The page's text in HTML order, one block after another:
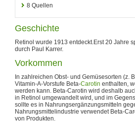
8 Quellen
Geschichte
Retinol wurde 1913 entdeckt.Erst 20 Jahre
durch Paul Karrer.
Vorkommen
In zahlreichen Obst- und Gemüsesorten (z.
Vitamin-A-Vorstufe Beta-Carotin enthalten,
werden kann. Beta-Carotin wird deshalb
in Retinol umgewandelt wird, und im
sollte es in Nahrungsergänzungsmitteln
Nahrungsmittelindustrie verwendet Beta-
von Produkten.